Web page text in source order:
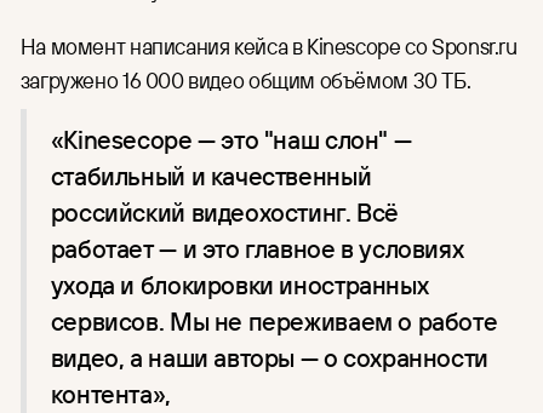
На момент написания кейса в Kinescope со Sponsr.ru
загружено 16 000 видео общим объёмом 30 ТБ.
‍«Kinesecope — это "наш слон" —
стабильный и качественный
российский видеохостинг. Всё
работает — и это главное в условиях
ухода и блокировки иностранных
сервисов. Мы не переживаем о работе
видео, а наши авторы — о сохранности
контента»,